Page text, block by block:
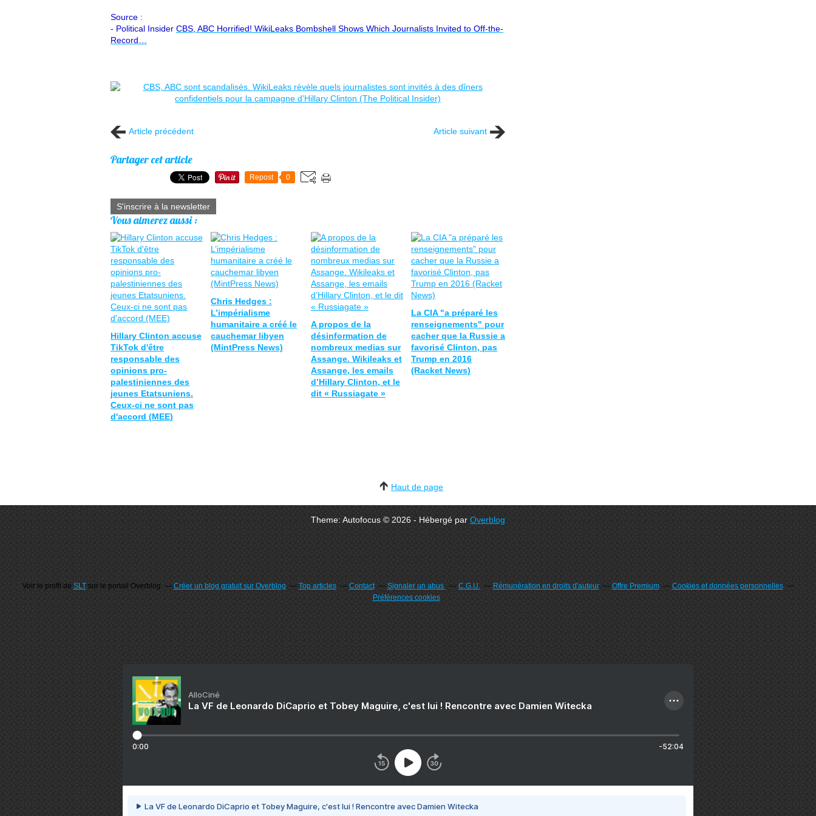
Source :
- Political Insider CBS, ABC Horrified! WikiLeaks Bombshell Shows Which Journalists Invited to Off-the-
Record…
Article précédent Article suivant
Partager cet article
Repost 0
S'inscrire à la newsletter
Vous aimerez aussi :
Hillary Clinton accuse
TikTok d'être
responsable des
opinions pro-
palestiniennes des
jeunes Etatsuniens.
Ceux-ci ne sont pas
d'accord (MEE)
Chris Hedges :
L’impérialisme
humanitaire a créé le
cauchemar libyen
(MintPress News)
A propos de la
désinformation de
nombreux medias sur
Assange. Wikileaks et
Assange, les emails
d’Hillary Clinton, et le
dit « Russiagate »
La CIA "a préparé les
renseignements" pour
cacher que la Russie a
favorisé Clinton, pas
Trump en 2016
(Racket News)
Haut de page
Theme: Autofocus © 2026 - Hébergé parOverblog
Voir le profil deSLTsur le portail Overblog Créer un blog gratuit sur Overblog Top articles Contact Signaler un abus C.G.U. Rémunération en droits d'auteur Offre Premium
Cookies et données personnelles
Préférences cookies
AlloCiné
La VF de Leonardo DiCaprio et Tobey Maguire, c'est lui ! Rencontre avec Damien Witecka
0:00 -52:04
La VF de Leonardo DiCaprio et Tobey Maguire, c'est lui ! Rencontre avec Damien Witecka